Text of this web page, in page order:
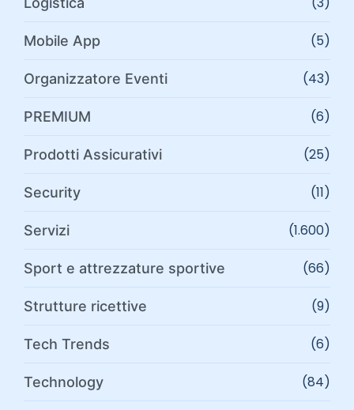
Mobile App (5)
Organizzatore Eventi (43)
PREMIUM (6)
Prodotti Assicurativi (25)
Security (11)
Servizi (1.600)
Sport e attrezzature sportive (66)
Strutture ricettive (9)
Tech Trends (6)
Technology (84)